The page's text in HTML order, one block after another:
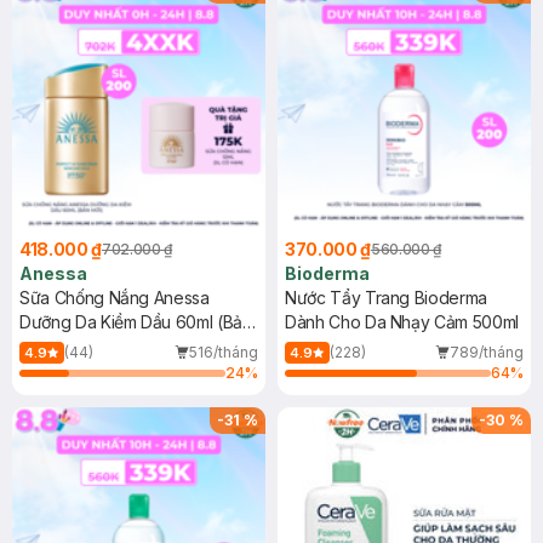
418.000 ₫702.000 ₫
Anessa
Sữa Chống Nắng Anessa
Dưỡng Da Kiềm Dầu 60ml (Bản
Mới)
4.9 (44)
516/tháng
24%
370.000 ₫560.000 ₫
Bioderma
Nước Tẩy Trang Bioderma
Dành Cho Da Nhạy Cảm 500ml
4.9 (228)
789/tháng
64%
-31% -30 %